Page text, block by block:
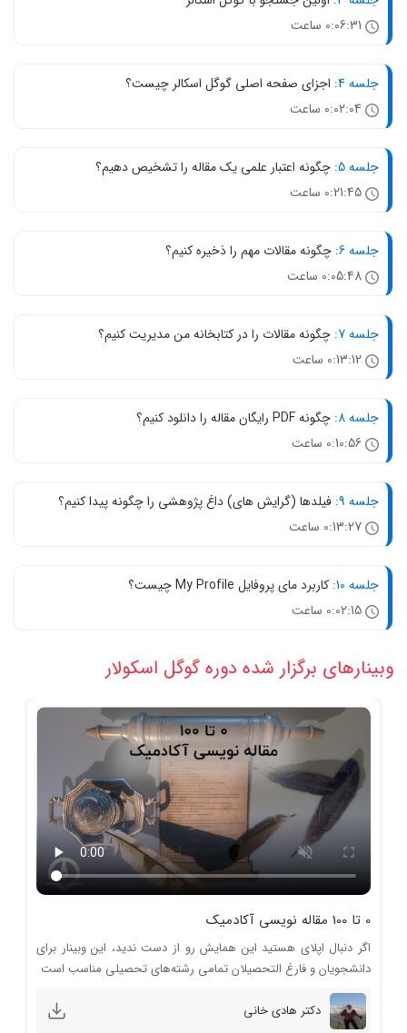
جلسه 4:
اجزای صفحه اصلی گوگل اسکالر چیست؟
جلسه 5:
چگونه اعتبار علمی یک مقاله را تشخیص دهیم؟
جلسه 6:
چگونه مقالات مهم را ذخیره کنیم؟
جلسه 7:
چگونه مقالات را در کتابخانه من مدیریت کنیم؟
جلسه 8:
چگونه PDF رایگان مقاله را دانلود کنیم؟
جلسه 9:
فیلدها (گرایش های) داغ پژوهشی را چگونه پیدا کنیم؟
جلسه 10:
کاربرد مای پروفایل My Profile چیست؟
وبینارهای برگزار شده دوره گوگل اسکولار
0 تا 100 مقاله نویسی آکادمیک
اگر دنبال اپلای هستید این همایش رو از دست ندید، این وبینار برای
دانشجويان و فارغ التحصيلان تمامی رشته‌های تحصيلی مناسب است
دکتر هادی خانی